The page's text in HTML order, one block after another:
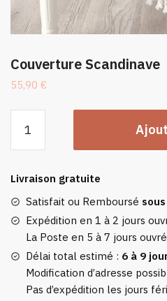
Couverture Scandinave
55,90 €
Couverture
Livraison gratuite
Satisfait ou Remboursé
Expédition en 1 à 2 jours
La Poste en 5 à 7 jours
Délai total estimé : 6 à 9
Modification d’adresse
Pas d’expédition les jours